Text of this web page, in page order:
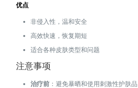
优点
非侵入性，温和安全
高效快速，恢复期短
适合各种皮肤类型和问题
注意事项
治疗前 ：避免暴晒和使用刺激性护肤